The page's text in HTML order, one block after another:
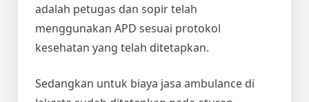
adalah petugas dan sopir telah
menggunakan APD sesuai protokol
kesehatan yang telah ditetapkan.
Sedangkan untuk biaya jasa ambulance di